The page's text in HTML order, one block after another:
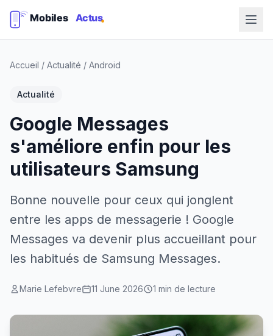
Accueil / Actualité / Android
Actualité
Google Messages
s'améliore enfin pour les
utilisateurs Samsung
Bonne nouvelle pour ceux qui jonglent
entre les apps de messagerie ! Google
Messages va devenir plus accueillant pour
les habitués de Samsung Messages.
Marie Lefebvre 11 June 2026 1 min de lecture